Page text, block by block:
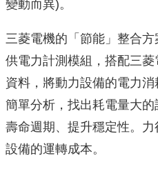
變動而異)。
三菱電機的「節能」整合方
供電力計測模組，搭配三
資料， 將動力設備的電力
簡單分析，找出耗電量大的
壽命週期、提升穩定性。力
設備的運轉成本。